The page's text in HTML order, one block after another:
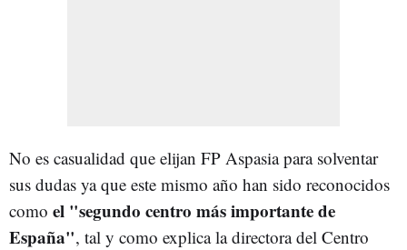
No es casualidad que elijan FP Aspasia para solventar
sus dudas ya que este mismo año han sido reconocidos
como el "segundo centro más importante de
España", tal y como explica la directora del Centro